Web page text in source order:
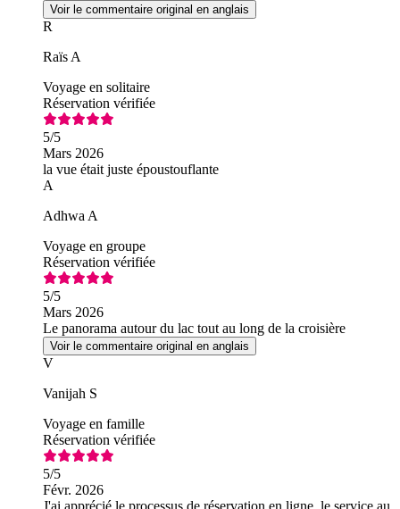
Voir le commentaire original en anglais
R
Raïs A
Voyage en solitaire
Réservation vérifiée
5/5
Mars 2026
la vue était juste époustouflante
A
Adhwa A
Voyage en groupe
Réservation vérifiée
5/5
Mars 2026
Le panorama autour du lac tout au long de la croisière
Voir le commentaire original en anglais
V
Vanijah S
Voyage en famille
Réservation vérifiée
5/5
Févr. 2026
J'ai apprécié le processus de réservation en ligne, le service au